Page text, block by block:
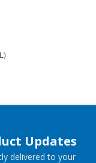
Updates
delivered to your